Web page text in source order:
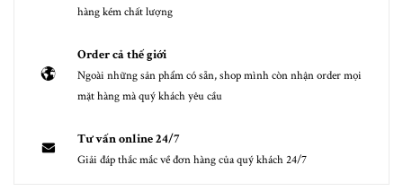
hàng kém chất lượng
Order cả thế giới
Ngoài những sản phẩm có sẵn, shop mình còn nhận order mọi
mặt hàng mà quý khách yêu cầu
Tư vấn online 24/7
Giải đáp thắc mắc về đơn hàng của quý khách 24/7